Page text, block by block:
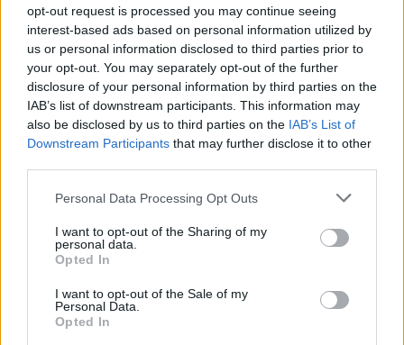
opt-out request is processed you may continue seeing
interest-based ads based on personal information utilized by
us or personal information disclosed to third parties prior to
your opt-out. You may separately opt-out of the further
disclosure of your personal information by third parties on the
IAB’s list of downstream participants. This information may
also be disclosed by us to third parties on the IAB’s List of
Downstream Participants that may further disclose it to other
Please note that this website/app uses one or more Google
not limited to your visit or usage behaviour. You may click to
grant or deny consent to Google and its third-party tags to
use your data for below specified purposes in below Google
consent section.
Personal Data Processing Opt Outs
I want to opt-out of the Sharing of my
personal data.
Opted In
I want to opt-out of the Sale of my
Personal Data.
Opted In
Σχόλια
Βρέθηκε πτώμα σε σπηλιά
Αγίων Ισιδώρων -
Φωτογραφίες από το
σημείο
επόμενα 24ωρα:
Αττική και Βοιωτία
«επικίνδυνες»